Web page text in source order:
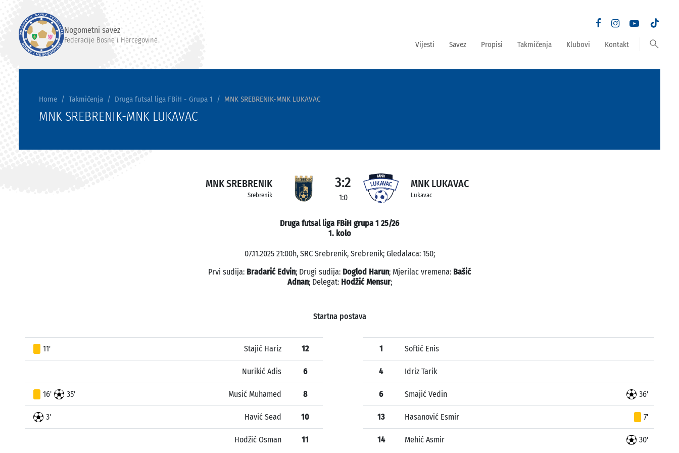
Nogometni savez
Federacije Bosne i Hercegovine Vijesti Savez Propisi Takmičenja Klubovi Kontakt search
Home Takmičenja Druga futsal liga FBiH - Grupa 1 MNK SREBRENIK-MNK LUKAVAC
MNK SREBRENIK-MNK LUKAVAC
MNK SREBRENIK
Srebrenik
3:2
1:0
MNK LUKAVAC
Lukavac
Druga futsal liga FBiH grupa 1 25/26
1. kolo
07.11.2025 21:00h, SRC Srebrenik, Srebrenik; Gledalaca: 150;
Prvi sudija: Bradarić Edvin; Drugi sudija: Doglod Harun; Mjerilac vremena: Bašić
Adnan; Delegat: Hodžić Mensur;
Startna postava
11' Stajić Hariz 12
Nurikić Adis 6
16' 35' Musić Muhamed 8
3' Havić Sead 10
Hodžić Osman 11
1 Softić Enis
4 Idriz Tarik
6 Smajić Vedin 36'
13 Hasanović Esmir 7'
14 Mehić Asmir 30'